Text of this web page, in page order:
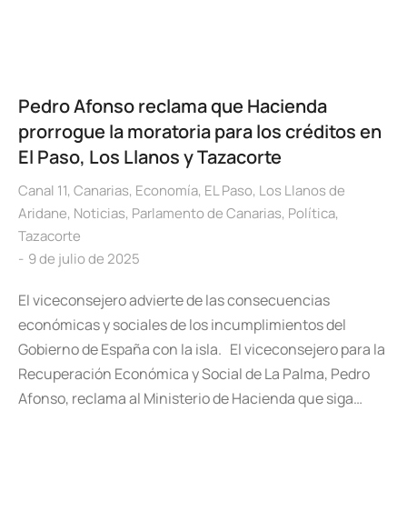
Pedro Afonso reclama que Hacienda
prorrogue la moratoria para los créditos en
El Paso, Los Llanos y Tazacorte
Canal 11, Canarias, Economía, EL Paso, Los Llanos de
Aridane, Noticias, Parlamento de Canarias, Política,
Tazacorte
9 de julio de 2025
El viceconsejero advierte de las consecuencias
económicas y sociales de los incumplimientos del
Gobierno de España con la isla. El viceconsejero para la
Recuperación Económica y Social de La Palma, Pedro
Afonso, reclama al Ministerio de Hacienda que siga…